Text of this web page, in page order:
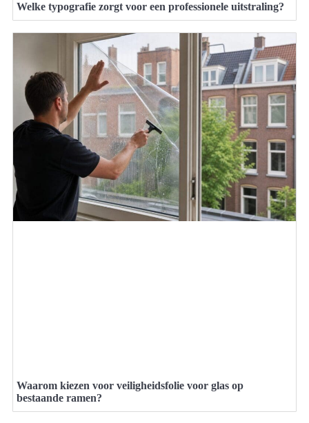
Welke typografie zorgt voor een professionele uitstraling?
Waarom kiezen voor veiligheidsfolie voor glas op
bestaande ramen?